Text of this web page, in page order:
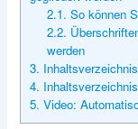
2.1. So können
2.2.
werden
3.
4.
5. Video: